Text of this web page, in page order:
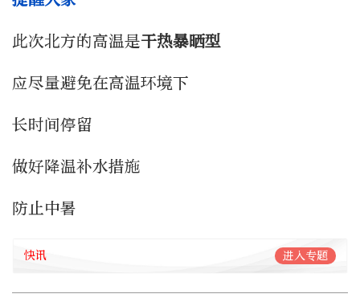
此次北方的高温是干热暴晒型
应尽量避免在高温环境下
长时间停留
做好降温补水措施
防止中暑
快讯 进入专题